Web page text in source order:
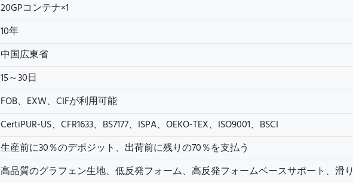
20GPコンテナ×1
10年
中国広東省
15～30日
FOB、EXW、CIFが利用可能
CertiPUR-US、CFR1633、BS7177、ISPA、OEKO-TEX、ISO9001、BSCI
生産前に30％のデポジット、出荷前に残りの70％を支払う
高品質のグラフェン生地、低反発フォーム、高反発フォームベースサポート、滑